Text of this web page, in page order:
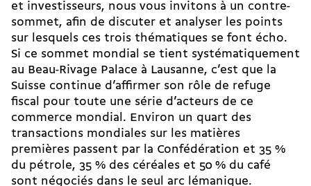
et investisseurs, nous vous invitons à un contre-
sommet, afin de discuter et analyser les points
sur lesquels ces trois thématiques se font écho.
Si ce sommet mondial se tient systématiquement
au Beau-Rivage Palace à Lausanne, c’est que la
Suisse continue d’affirmer son rôle de refuge
fiscal pour toute une série d’acteurs de ce
commerce mondial. Environ un quart des
transactions mondiales sur les matières
premières passent par la Confédération et 35 %
du pétrole, 35 % des céréales et 50 % du café
sont négociés dans le seul arc lémanique.